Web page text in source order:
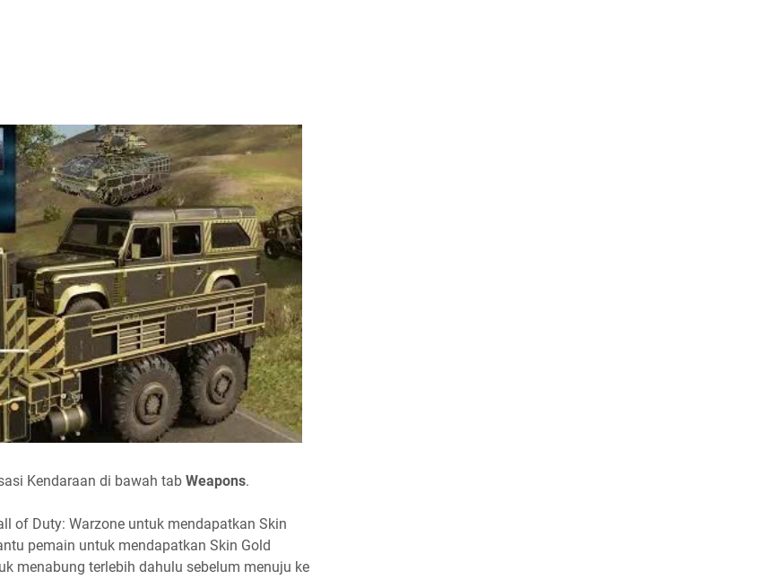
Kendaraan di bawah tab Weapons.
of Duty: Warzone untuk mendapatkan Skin
pemain untuk mendapatkan Skin Gold
menabung terlebih dahulu sebelum menuju ke